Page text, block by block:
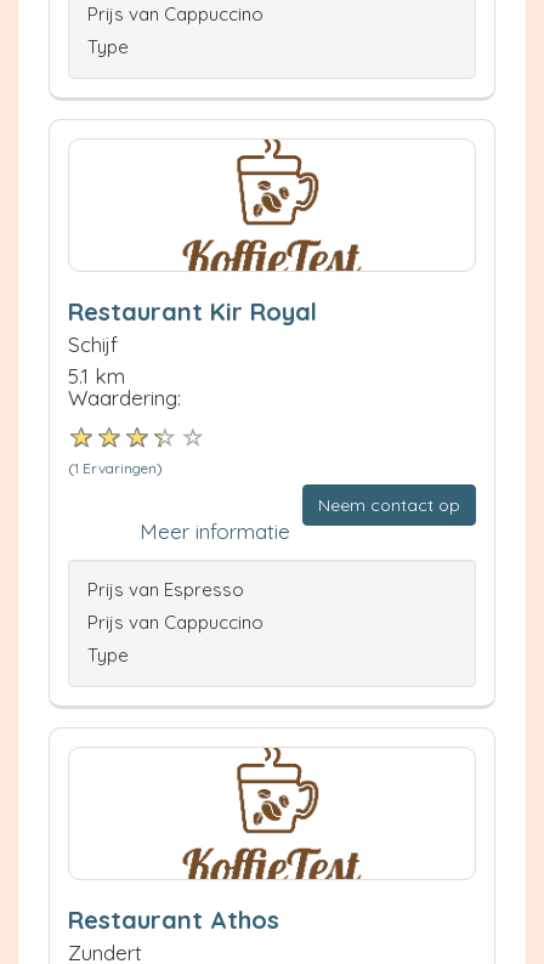
Prijs van Cappuccino
Type
Restaurant Kir Royal
Schijf
5.1 km
Waardering:
(1 Ervaringen)
Neem contact op
Meer informatie
Prijs van Espresso
Prijs van Cappuccino
Type
Restaurant Athos
Zundert